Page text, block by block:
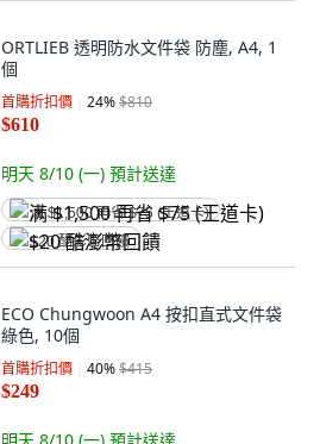
ORTLIEB 透明防水文件袋 防塵, A4, 1
個
首購折扣價 24%$810
$610
明天 8/10 (一) 預計送達
满 $1,500 再省 $75 (王道卡)
$20 酷澎幣回饋
ECO Chungwoon A4 按扣直式文件袋
綠色, 10個
首購折扣價 40%$415
$249